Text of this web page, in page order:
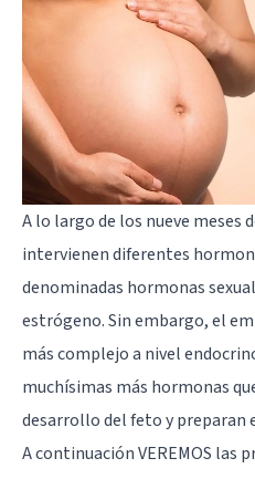
A lo largo de los nueve meses
intervienen diferentes
denominadas hormonas
estrógeno. Sin embargo, el
más complejo a nivel
muchísimas más hormonas
desarrollo del feto y preparan
A continuación VEREMOS las